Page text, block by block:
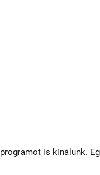
is kínálunk.